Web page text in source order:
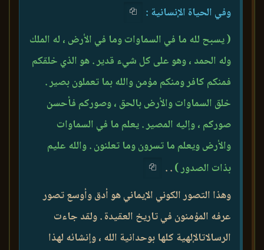
وفي الحياة الإنسانية :
( يسبح لله ما في السماوات وما في الأرض ، له الملك
وله الحمد ، وهو على كل شيء قدير . هو الذي خلقكم
فمنكم كافر ومنكم مؤمن والله بما تعملون بصير .
خلق السماوات والأرض بالحق ، وصوركم فأحسن
صوركم ، وإليه المصير . يعلم ما في السماوات
والأرض ويعلم ما تسرون وما تعلنون . والله عليم
بذات الصدور ). .
وهذا التصور الكوني الإيماني هو أدق وأوسع تصور
عرفه المؤمنون في تاريخ العقيدة . ولقد جاءت
الرسالاتالإلهية كلها بوحدانية الله ، وإنشائه لهذا